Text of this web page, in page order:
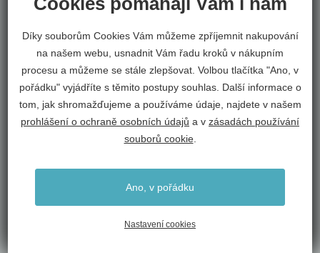
Deka Montana fialová se
stromečky
Ibena
1 790 Kč
Díky souborům Cookies Vám můžeme zpříjemnit nakupování
na našem webu, usnadnit Vám řadu kroků v nákupním
procesu a můžeme se stále zlepšovat. Volbou tlačítka "Ano, v
pořádku" vyjádříte s těmito postupy souhlas. Další informace o
tom, jak shromažďujeme a používáme údaje, najdete v našem
prohlášení o ochraně osobních údajů a v zásadách používání
souborů cookie.
Ano, v pořádku
Nastavení cookies